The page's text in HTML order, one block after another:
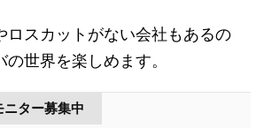
ロスカットがない会社もあるの
世界を楽しめます。
ター募集中